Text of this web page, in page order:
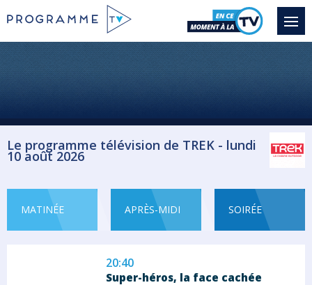
Le programme télévision de TREK - lundi
10 août 2026
MATINÉE APRÈS-MIDI SOIRÉE
Documentaire Sport
18:45
Mercantour sous nos pieds
Le documentaire suit les trailers
spécialisés...
Documentaire Aventure
20:40
Super-héros, la face cachée